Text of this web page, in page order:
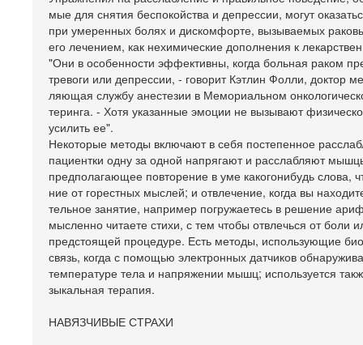
мые для снятия беспокойства и депрессии, могут
при умеренных болях и дискомфорте, вызываемых
его лечением, как нехимические дополнения к
"Они в особенности эффективны, когда больная раком
тревоги или депрессии, - говорит Кэтлин Фолли, доктор
ляющая службу анестезии в Мемориальном
теринга. - Хотя указанные эмоции не вызывают
усилить ее".
Некоторые методы включают в себя постепенное
пациентки одну за одной напрягают и расслабляют
предполагающее повторение в уме какогонибудь слова,
ние от горестных мыслей; и отвлечение, когда вы
тельное занятие, например погружаетесь в решение
мысленно читаете стихи, с тем чтобы отвлечься от боли
предстоящей процедуре. Есть методы, использующие
связь, когда с помощью электронных датчиков
температуре тела и напряжении мышц; используется
зыкальная терапия.
НАВЯЗЧИВЫЕ СТРАХИ